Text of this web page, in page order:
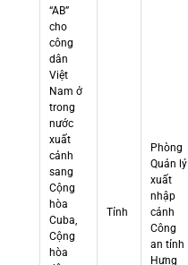
“AB”
cho
công
dân
Việt
Nam ở
trong
nước
xuất
cảnh
sang
Cộng
hòa
Cuba,
Cộng
hòa
Tỉnh
Phòng
Quản lý
xuất
nhập
cảnh
Công
an tỉnh
Hưng